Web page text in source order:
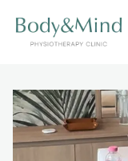
content